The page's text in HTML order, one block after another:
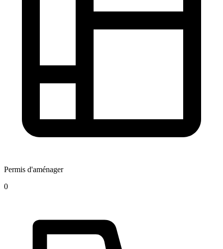
Permis d'aménager
0